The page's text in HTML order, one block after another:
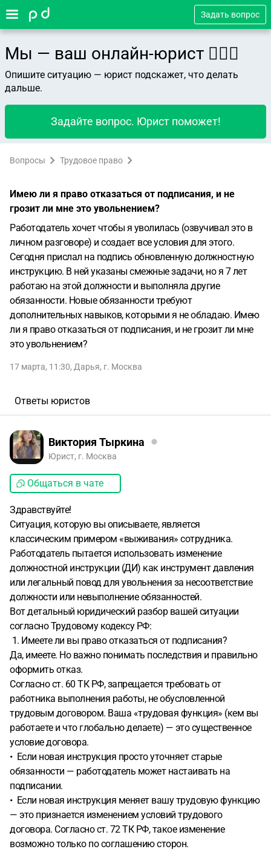
Задать вопрос
Мы — ваш онлайн-юрист 👨🏻‍⚖️
Опишите ситуацию — юрист подскажет, что делать
дальше.
Задайте вопрос. Юрист поможет!
Вопросы Трудовое право
Имею ли я право отказаться от подписания, и не
грозит ли мне это увольнением?
Работодатель хочет чтобы я уволилась (озвучивал это в
личном разговоре) и создает все условия для этого.
Сегодня прислал на подпись обновленную должностную
инструкцию. В ней указаны смежные задачи, но я 7 лет
работаю на этой должности и выполняла другие
обязанности. Новые обязанности требуют
дополнительных навыков, которыми я не обладаю. Имею
ли я право отказаться от подписания, и не грозит ли мне
это увольнением?
17 марта, 11:30, Дарья, г. Москва
Ответы юристов
Виктория Тыркина
Юрист, г. Москва
Общаться в чате
Здравствуйте!
Ситуация, которую вы описываете, является
классическим примером «выживания» сотрудника.
Работодатель пытается использовать изменение
должностной инструкции (ДИ) как инструмент давления
или легальный повод для увольнения за несоответствие
должности или невыполнение обязанностей.
Вот детальный юридический разбор вашей ситуации
согласно Трудовому кодексу РФ:
1. Имеете ли вы право отказаться от подписания?
Да, имеете. Но важно понимать последствия и правильно
оформить отказ.
Согласно ст. 60 ТК РФ, запрещается требовать от
работника выполнения работы, не обусловленной
трудовым договором. Ваша «трудовая функция» (кем вы
работаете и что глобально делаете) — это существенное
условие договора.
• Если новая инструкция просто уточняет старые
обязанности — работодатель может настаивать на
подписании.
• Если новая инструкция меняет вашу трудовую функцию
— это признается изменением условий трудового
договора. Согласно ст. 72 ТК РФ, такое изменение
возможно только по соглашению сторон.